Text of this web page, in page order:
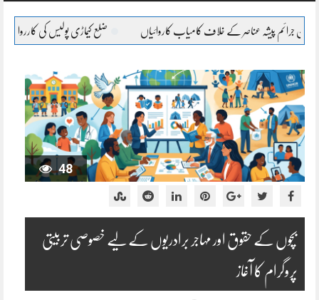
ضلع کیماڑی پولیس کی کارروائی، نان کسٹم پیڈ چھالیہ سے لدی سوزوکی
48
بچوں کے حقوق اور مہاجر برادریوں کے لیے خصوصی تربیتی
پروگرام کا آغاز